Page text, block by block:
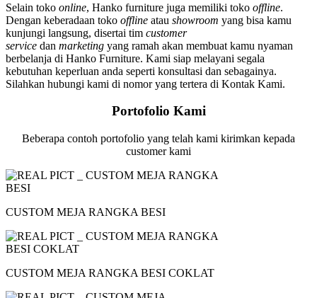
Selain toko online, Hanko furniture juga memiliki toko offline.
Dengan keberadaan toko offline atau showroom yang bisa kamu
kunjungi langsung, disertai tim customer
service dan marketing yang ramah akan membuat kamu nyaman
berbelanja di Hanko Furniture. Kami siap melayani segala
kebutuhan keperluan anda seperti konsultasi dan sebagainya.
Silahkan hubungi kami di nomor yang tertera di Kontak Kami.
Portofolio Kami
Beberapa contoh portofolio yang telah kami kirimkan kepada
customer kami
CUSTOM MEJA RANGKA BESI
CUSTOM MEJA RANGKA BESI COKLAT